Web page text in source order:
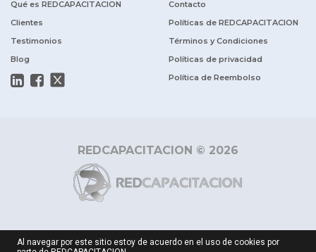
Qué es REDCAPACITACION
Clientes
Testimonios
Blog
Contacto
Políticas de REDCAPACITACION
Términos y Condiciones
Políticas de privacidad
Política de Reembolso
REDCAPACITACION © 2026
Al navegar por este sitio estoy de acuerdo en el uso de cookies por